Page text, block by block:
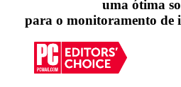
uma ótima
para o monitoramento de